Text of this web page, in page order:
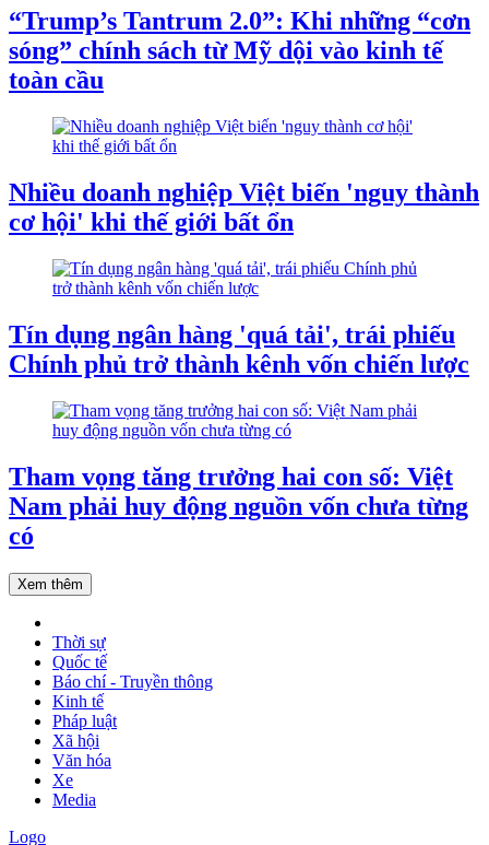
“Trump’s Tantrum 2.0”: Khi những “cơn
sóng” chính sách từ Mỹ dội vào kinh tế
toàn cầu
Nhiều doanh nghiệp Việt biến 'nguy thành
cơ hội' khi thế giới bất ổn
Tín dụng ngân hàng 'quá tải', trái phiếu
Chính phủ trở thành kênh vốn chiến lược
Tham vọng tăng trưởng hai con số: Việt
Nam phải huy động nguồn vốn chưa từng
có
Xem thêm
Thời sự
Quốc tế
Báo chí - Truyền thông
Kinh tế
Pháp luật
Xã hội
Văn hóa
Xe
Media
Logo